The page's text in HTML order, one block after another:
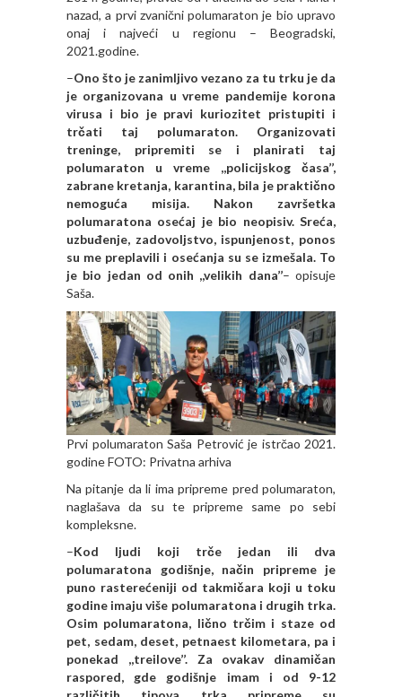
nazad, a prvi zvanični polumaraton je bio upravo
onaj i najveći u regionu – Beogradski,
2021.godine.
–Ono što je zanimljivo vezano za tu trku je da
je organizovana u vreme pandemije korona
virusa i bio je pravi kuriozitet pristupiti i
trčati taj polumaraton. Organizovati
treninge, pripremiti se i planirati taj
polumaraton u vreme ,,policijskog časa’’,
zabrane kretanja, karantina, bila je praktično
nemoguća misija. Nakon završetka
polumaratona osećaj je bio neopisiv. Sreća,
uzbuđenje, zadovoljstvo, ispunjenost, ponos
su me preplavili i osećanja su se izmešala. To
je bio jedan od onih ,,velikih dana’’– opisuje
Saša.
Prvi polumaraton Saša Petrović je istrčao 2021.
godine FOTO: Privatna arhiva
Na pitanje da li ima pripreme pred polumaraton,
naglašava da su te pripreme same po sebi
kompleksne.
–Kod ljudi koji trče jedan ili dva
polumaratona godišnje, način pripreme je
puno rasterećeniji od takmičara koji u toku
godine imaju više polumaratona i drugih trka.
Osim polumaratona, lično trčim i staze od
pet, sedam, deset, petnaest kilometara, pa i
ponekad ,,treilove’’. Za ovakav dinamičan
raspored, gde godišnje imam i od 9-12